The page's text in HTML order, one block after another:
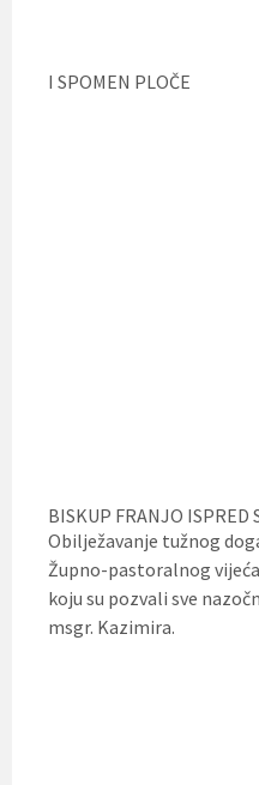
I SPOMEN PLOČE
BISKUP FRANJO ISPRED
Obilježavanje tužnog
Župno-pastoralnog
koju su pozvali sve
msgr. Kazimira.